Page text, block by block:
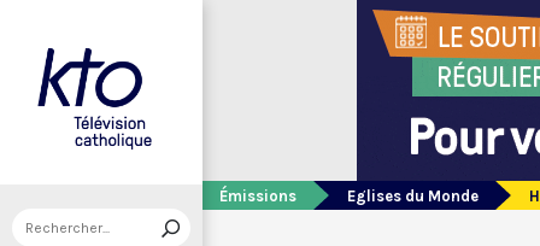
Émissions Eglises du Monde